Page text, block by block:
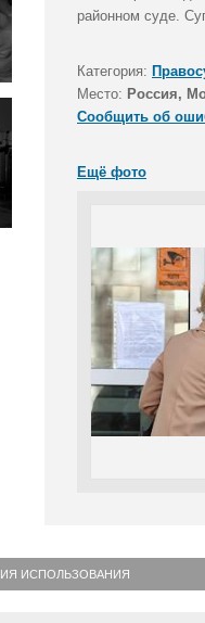
районном суде.
Категория:
Место: Россия,
Сообщить об
Ещё фото
ИСПОЛЬЗОВАНИЯ